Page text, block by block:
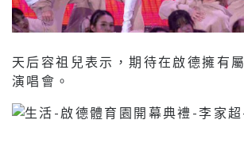
天后容祖兒表示，期待在啟德擁有
演唱會。